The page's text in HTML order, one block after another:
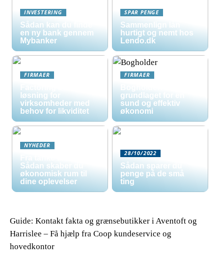
INVESTERING
Sådan kan du finde
en ny bank gennem
Mybanker
SPAR PENGE
Sammenlign lån
hurtigt og nemt hos
Lendo.dk
FIRMAER
løsning for
virksomheder med
behov for likviditet
FIRMAER
grundlaget for en
sund og effektiv
økonomi
NYHEDER
Sådan skaber du
økonomisk rum til
dine oplevelser
28/10/2022
Sådan sparer du
penge på de små
ting
Guide: Kontakt fakta og grænsebutikker i Aventoft og
Harrislee – Få hjælp fra Coop kundeservice og
hovedkontor